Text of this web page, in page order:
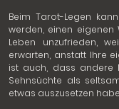
Beim Tarot-Legen
werden, einen eigenen
Leben unzufrieden,
erwarten, anstatt Ihre
ist auch, dass andere
Sehnsüchte als
etwas auszusetzen